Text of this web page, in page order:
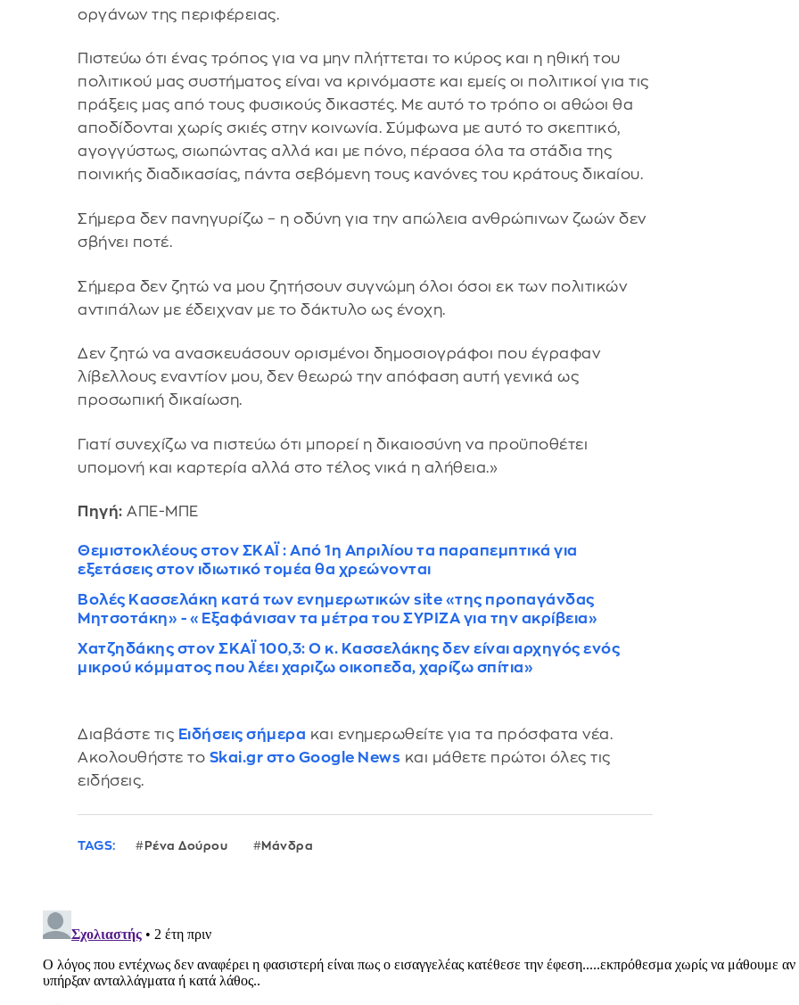
οργάνων της περιφέρειας.
Πιστεύω ότι ένας τρόπος για να μην πλήττεται το κύρος και η ηθική του
πολιτικού μας συστήματος είναι να κρινόμαστε και εμείς οι πολιτικοί για τις
πράξεις μας από τους φυσικούς δικαστές. Με αυτό το τρόπο οι αθώοι θα
αποδίδονται χωρίς σκιές στην κοινωνία. Σύμφωνα με αυτό το σκεπτικό,
αγογγύστως, σιωπώντας αλλά και με πόνο, πέρασα όλα τα στάδια της
ποινικής διαδικασίας, πάντα σεβόμενη τους κανόνες του κράτους δικαίου.
Σήμερα δεν πανηγυρίζω – η οδύνη για την απώλεια ανθρώπινων ζωών δεν
σβήνει ποτέ.
Σήμερα δεν ζητώ να μου ζητήσουν συγνώμη όλοι όσοι εκ των πολιτικών
αντιπάλων με έδειχναν με το δάκτυλο ως ένοχη.
Δεν ζητώ να ανασκευάσουν ορισμένοι δημοσιογράφοι που έγραφαν
λίβελλους εναντίον μου, δεν θεωρώ την απόφαση αυτή γενικά ως
προσωπική δικαίωση.
Γιατί συνεχίζω να πιστεύω ότι μπορεί η δικαιοσύνη να προϋποθέτει
υπομονή και καρτερία αλλά στο τέλος νικά η αλήθεια.​»
Πηγή: ΑΠΕ-ΜΠΕ
Θεμιστοκλέους στον ΣΚΑΪ : Από 1η Απριλίου τα παραπεμπτικά για
εξετάσεις στον ιδιωτικό τομέα θα χρεώνονται
Βολές Κασσελάκη κατά των ενημερωτικών site «της προπαγάνδας
Μητσοτάκη» - «Εξαφάνισαν τα μέτρα του ΣΥΡΙΖΑ για την ακρίβεια»
Χατζηδάκης στον ΣΚΑΪ 100,3: Ο κ. Κασσελάκης δεν είναι αρχηγός ενός
μικρού κόμματος που λέει χαριζω οικοπεδα, χαρίζω σπίτια»
Διαβάστε τις Ειδήσεις σήμερα και ενημερωθείτε για τα πρόσφατα νέα.
Ακολουθήστε το Skai.gr στο Google News και μάθετε πρώτοι όλες τις
ειδήσεις.
TAGS: Ρένα Δούρου Μάνδρα